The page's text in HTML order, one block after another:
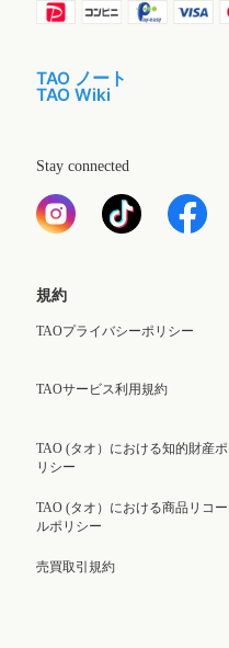
TAO ノート
TAO Wiki
Stay connected
規約
TAOプライバシーポリシー
TAOサービス利用規約
TAO (タオ）における知的財産ポ
リシー
TAO (タオ）における商品リコー
ルポリシー
売買取引規約